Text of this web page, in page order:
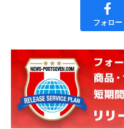
フォロー